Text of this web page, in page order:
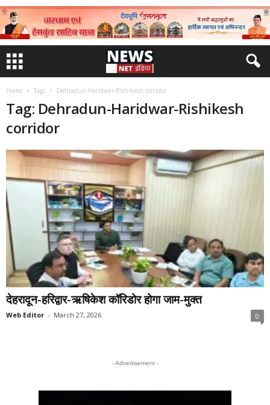
Home Tags Dehradun-Haridwar-Rishikesh corridor
Tag: Dehradun-Haridwar-Rishikesh
corridor
देहरादून-हरिद्वार-ऋषिकेश कॉरिडोर होगा जाम-मुक्त
Web Editor - March 27, 2026 0
- Advertisement -